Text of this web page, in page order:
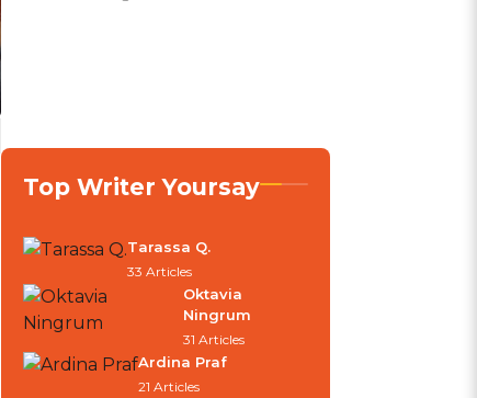
Top Writer Yoursay
Tarassa Q.
33 Articles
Oktavia
Ningrum
31 Articles
Ardina Praf
21 Articles